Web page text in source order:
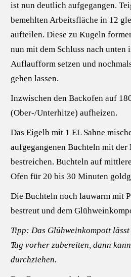
ist nun deutlich aufgegangen.
bemehlten Arbeitsfläche in 12
aufteilen. Diese zu Kugeln
nun mit dem Schluss nach unten
Auflaufform setzen und
gehen lassen.
Inzwischen den Backofen auf
(Ober-/Unterhitze) aufheizen.
Das Eigelb mit 1 EL Sahne
aufgegangenen Buchteln mit der
bestreichen. Buchteln auf
Ofen für 20 bis 30 Minuten
Die Buchteln noch lauwarm mit
bestreut und dem
Tipp: Das Glühweinkompott
Tag vorher zubereiten, dann
durchziehen.